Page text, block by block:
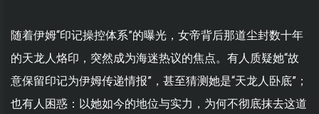
随着伊姆“印记操控体系”的曝光，女帝背后那道尘封数十年
的天龙人烙印，突然成为海迷热议的焦点。有人质疑她“故
意保留印记为伊姆传递情报”，甚至猜测她是“天龙人卧底”；
也有人困惑：以她如今的地位与实力，为何不彻底抹去这道